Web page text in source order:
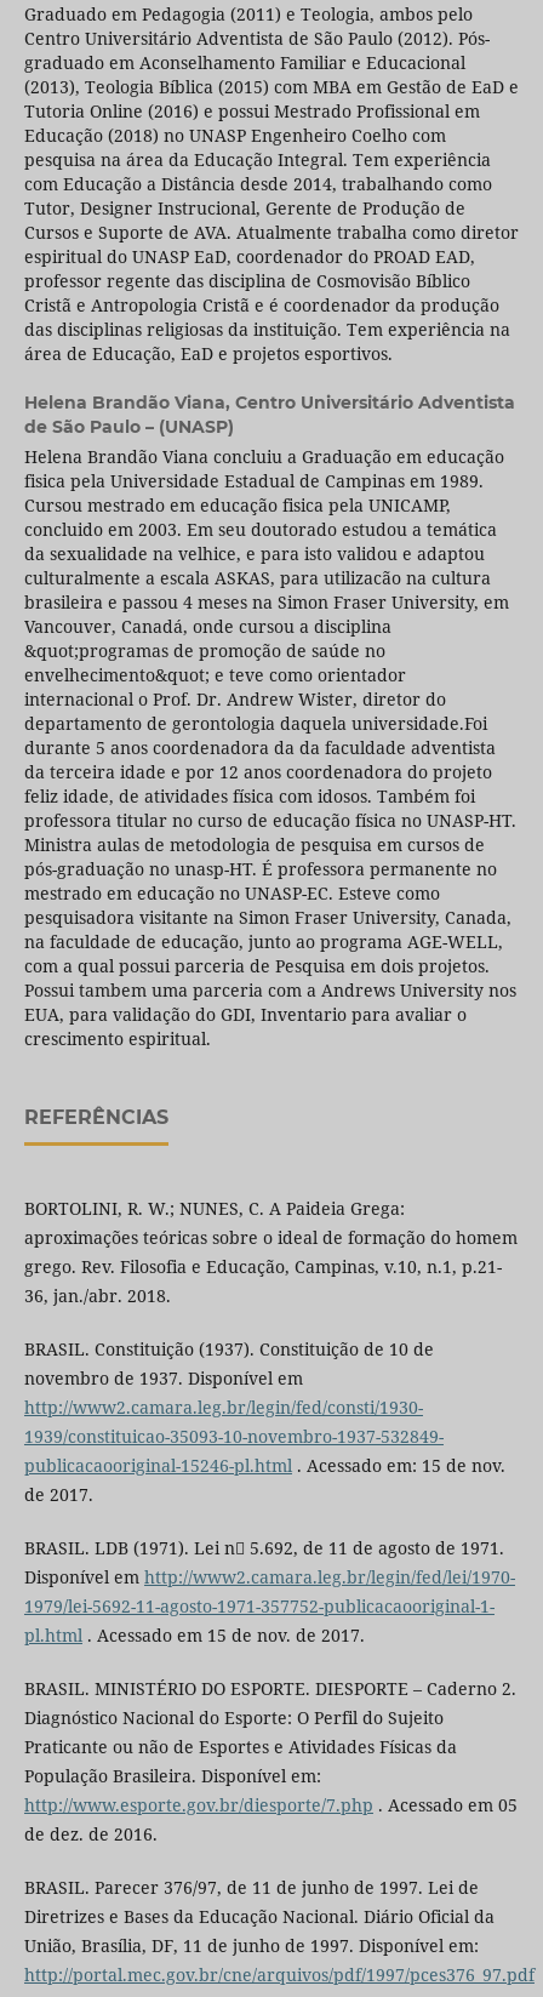
Graduado em Pedagogia (2011) e Teologia, ambos pelo
Centro Universitário Adventista de São Paulo (2012). Pós-
graduado em Aconselhamento Familiar e Educacional
(2013), Teologia Bíblica (2015) com MBA em Gestão de EaD e
Tutoria Online (2016) e possui Mestrado Profissional em
Educação (2018) no UNASP Engenheiro Coelho com
pesquisa na área da Educação Integral. Tem experiência
com Educação a Distância desde 2014, trabalhando como
Tutor, Designer Instrucional, Gerente de Produção de
Cursos e Suporte de AVA. Atualmente trabalha como diretor
espiritual do UNASP EaD, coordenador do PROAD EAD,
professor regente das disciplina de Cosmovisão Bíblico
Cristã e Antropologia Cristã e é coordenador da produção
das disciplinas religiosas da instituição. Tem experiência na
área de Educação, EaD e projetos esportivos.
Helena Brandão Viana, Centro Universitário Adventista
de São Paulo – (UNASP)
Helena Brandão Viana concluiu a Graduação em educação
fisica pela Universidade Estadual de Campinas em 1989.
Cursou mestrado em educação fisica pela UNICAMP,
concluido em 2003. Em seu doutorado estudou a temática
da sexualidade na velhice, e para isto validou e adaptou
culturalmente a escala ASKAS, para utilizacão na cultura
brasileira e passou 4 meses na Simon Fraser University, em
Vancouver, Canadá, onde cursou a disciplina
&quot;programas de promoção de saúde no
envelhecimento&quot; e teve como orientador
internacional o Prof. Dr. Andrew Wister, diretor do
departamento de gerontologia daquela universidade.Foi
durante 5 anos coordenadora da da faculdade adventista
da terceira idade e por 12 anos coordenadora do projeto
feliz idade, de atividades física com idosos. Também foi
professora titular no curso de educação física no UNASP-HT.
Ministra aulas de metodologia de pesquisa em cursos de
pós-graduação no unasp-HT. É professora permanente no
mestrado em educação no UNASP-EC. Esteve como
pesquisadora visitante na Simon Fraser University, Canada,
na faculdade de educação, junto ao programa AGE-WELL,
com a qual possui parceria de Pesquisa em dois projetos.
Possui tambem uma parceria com a Andrews University nos
EUA, para validação do GDI, Inventario para avaliar o
crescimento espiritual.
REFERÊNCIAS
BORTOLINI, R. W.; NUNES, C. A Paideia Grega:
aproximações teóricas sobre o ideal de formação do homem
grego. Rev. Filosofia e Educação, Campinas, v.10, n.1, p.21-
36, jan./abr. 2018.
BRASIL. Constituição (1937). Constituição de 10 de
novembro de 1937. Disponível em
http://www2.camara.leg.br/legin/fed/consti/1930-
1939/constituicao-35093-10-novembro-1937-532849-
publicacaooriginal-15246-pl.html . Acessado em: 15 de nov.
de 2017.
BRASIL. LDB (1971). Lei n 5.692, de 11 de agosto de 1971.
Disponível em http://www2.camara.leg.br/legin/fed/lei/1970-
1979/lei-5692-11-agosto-1971-357752-publicacaooriginal-1-
pl.html . Acessado em 15 de nov. de 2017.
BRASIL. MINISTÉRIO DO ESPORTE. DIESPORTE – Caderno 2.
Diagnóstico Nacional do Esporte: O Perfil do Sujeito
Praticante ou não de Esportes e Atividades Físicas da
População Brasileira. Disponível em:
http://www.esporte.gov.br/diesporte/7.php . Acessado em 05
de dez. de 2016.
BRASIL. Parecer 376/97, de 11 de junho de 1997. Lei de
Diretrizes e Bases da Educação Nacional. Diário Oficial da
União, Brasília, DF, 11 de junho de 1997. Disponível em:
http://portal.mec.gov.br/cne/arquivos/pdf/1997/pces376_97.pdf